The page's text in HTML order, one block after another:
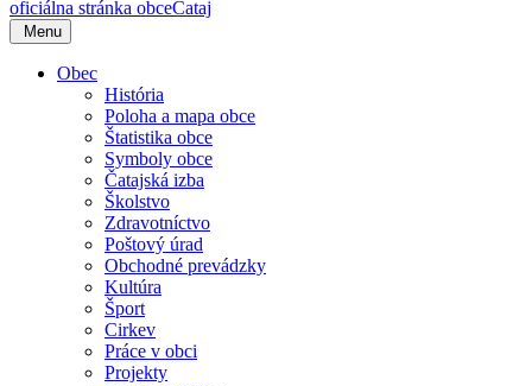
oficiálna stránka obceČataj
Menu
Obec
História
Poloha a mapa obce
Štatistika obce
Symboly obce
Čatajská izba
Školstvo
Zdravotníctvo
Poštový úrad
Obchodné prevádzky
Kultúra
Šport
Cirkev
Práce v obci
Projekty